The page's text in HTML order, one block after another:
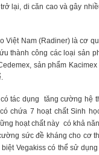
lại, di căn cao và gây
Việt Nam (Radiner) là cơ
thành công các loại sản
sản phẩm
tác dụng tăng cường hệ
chứa 7 hoạt chất Sinh
hoạt chất này có khả
sức đề kháng cho cơ
Vegakiss có thể sử